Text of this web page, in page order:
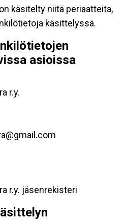
käsitelty niitä periaatteita,
käsittelyssä.
asioissa
r.y.
r.y. jäsenrekisteri